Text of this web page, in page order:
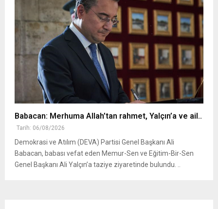
Babacan: Merhuma Allah’tan rahmet, Yalçın’a ve ail..
Tarih: 06/08/2026
Demokrasi ve Atılım (DEVA) Partisi Genel Başkanı Ali
Babacan, babası vefat eden Memur-Sen ve Eğitim-Bir-Sen
Genel Başkanı Ali Yalçın’a taziye ziyaretinde bulundu. ..